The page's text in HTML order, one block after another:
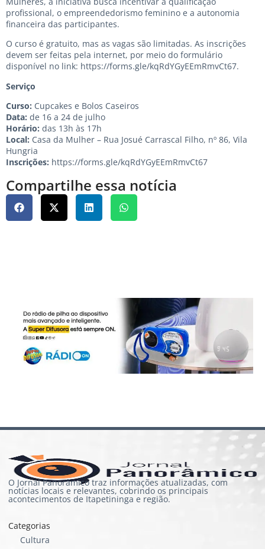
profissional, o empreendedorismo feminino e a autonomia
financeira das participantes.
O curso é gratuito, mas as vagas são limitadas. As inscrições
devem ser feitas pela internet, por meio do formulário
disponível no link: https://forms.gle/kqRdYGyEEmRmvCt67.
Serviço
Curso: Cupcakes e Bolos Caseiros
Data: de 16 a 24 de julho
Horário: das 13h às 17h
Local: Casa da Mulher – Rua Josué Carrascal Filho, nº 86, Vila
Hungria
Inscrições: https://forms.gle/kqRdYGyEEmRmvCt67
Compartilhe essa notícia
O Jornal Panorâmico traz informações atualizadas, com
notícias locais e relevantes, cobrindo os principais
acontecimentos de Itapetininga e região.
Categorias
Cultura